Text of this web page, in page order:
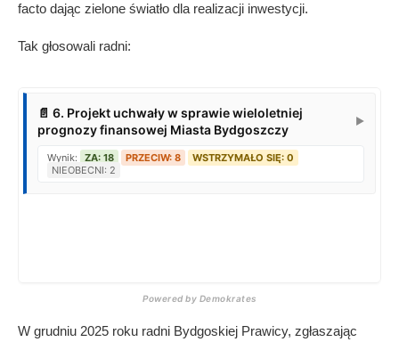
facto dając zielone światło dla realizacji inwestycji.
Tak głosowali radni:
Powered by Demokrates
W grudniu 2025 roku radni Bydgoskiej Prawicy, zgłaszając